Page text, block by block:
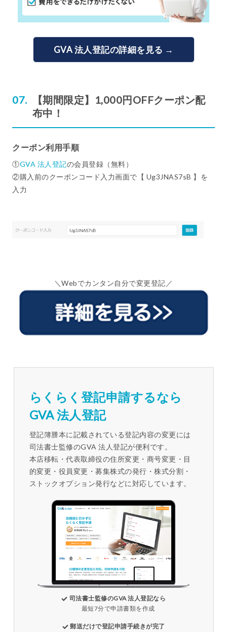
GVA 法人登記の詳細を見る →
【期間限定】1,000円OFFクーポン配
布中！
クーポン利用手順
①GVA 法人登記の会員登録（無料）
②購入前のクーポンコード入力画面で【 Ug3JNAS7sB 】を
入力
＼Webでカンタン自分で変更登記／
らくらく登記申請するなら
GVA 法人登記
登記簿謄本に記載されている登記内容の変更には
司法書士監修のGVA 法人登記が便利です。
本店移転・代表取締役の住所変更・商号変更・目
的変更・役員変更・募集株式の発行・株式分割・
ストックオプション発行などに対応しています。
司法書士監修のGVA 法人登記なら
最短7分で申請書類を作成
郵送だけで登記申請手続きが完了